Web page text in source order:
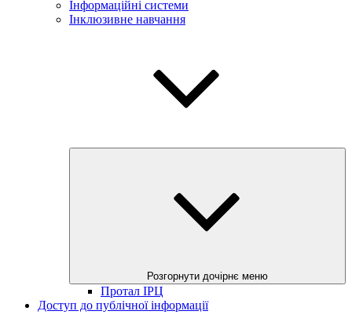
Інформаційні системи
Інклюзивне навчання
Розгорнути дочірнє меню
Протал ІРЦ
Доступ до публічної інформації